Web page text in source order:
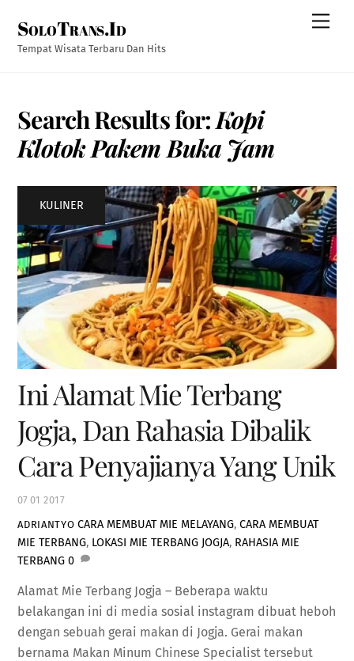
content
SoloTrans.Id
Tempat Wisata Terbaru Dan Hits
Search Results for:Kopi
Klotok Pakem Buka Jam
07 01 2017
Ini Alamat Mie Terbang
Jogja, Dan Rahasia Dibalik
Cara Penyajianya Yang Unik
ADRIANTYO
KULINER
CARA MEMBUAT MIE MELAYANG,CARA MEMBUAT
MIE TERBANG, LOKASI MIE TERBANG JOGJA, RAHASIA MIE
TERBANG 0
Alamat Mie Terbang Jogja – Beberapa waktu
belakangan ini di media sosial instagram dibuat heboh
dengan sebuah gerai makan di Jogja. Gerai makan
bernama Makan Minum Chinese Specialist tersebut